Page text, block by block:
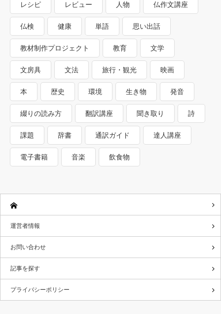
レシピ レビュー 人物 仏作文講座
仏検 健康 単語 思い出話
教材制作プロジェクト 教育 文学
文房具 文法 旅行・観光 映画
本 歴史 環境 生き物 発音
綴りの読み方 翻訳講座 聞き取り 詩
課題 辞書 通訳ガイド 達人講座
電子書籍 音楽 飲食物
運営者情報
お問い合わせ
記事を探す
プライバシーポリシー